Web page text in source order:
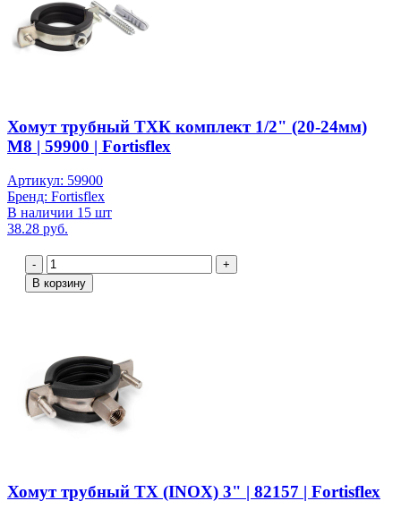
Хомут трубный ТХК комплект 1/2" (20-24мм)
М8 | 59900 | Fortisflex
Артикул: 59900
Бренд: Fortisflex
В наличии 15 шт
38.28 руб.
-
+
В корзину
Хомут трубный ТХ (INOX) 3" | 82157 | Fortisflex